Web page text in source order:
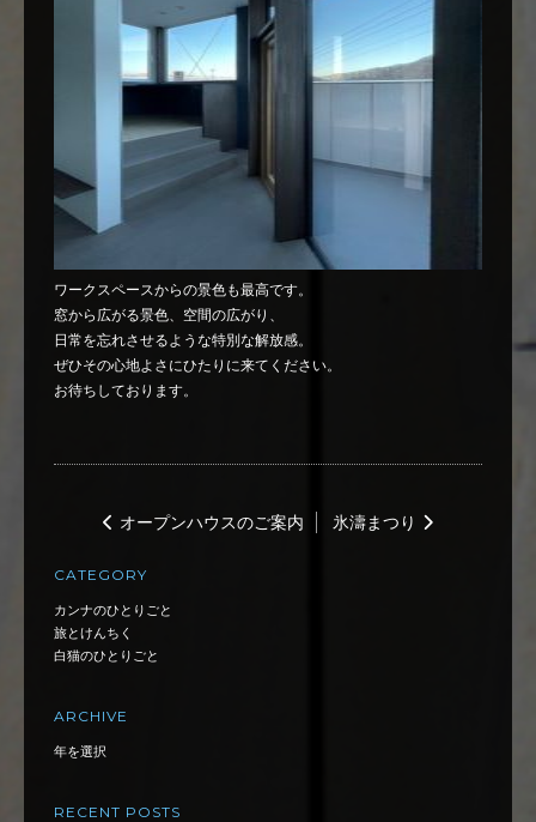
ワークスペースからの景色も最高です。
窓から広がる景色、空間の広がり、
日常を忘れさせるような特別な解放感。
ぜひその心地よさにひたりに来てください。
お待ちしております。
オープンハウスのご案内 氷濤まつり
CATEGORY
カンナのひとりごと
旅とけんちく
白猫のひとりごと
ARCHIVE
RECENT POSTS